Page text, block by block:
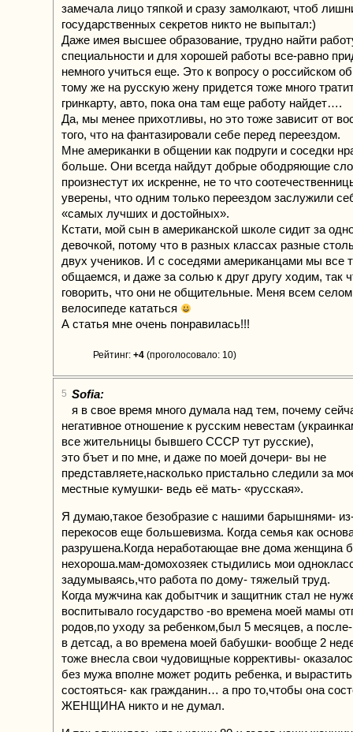
замечала лицо тяпкой и сразу замолкают, чтоб
государственных секретов никто не выпытал:)
Даже имея высшее образование, трудно найти
специальности и для хорошей работы все-равно
немного учиться еще. Это к вопросу о российском
тому же на русскую жену придется тоже много
гринкарту, авто, пока она там еще работу найдет….
Да, мы менее прихотливы, но это тоже зависит от
того, что на фантазировали себе перед переездом.
Мне американки в общении как подруги и соседки
больше. Они всегда найдут добрые ободряющие
произнестут их искренне, не то что
уверены, что одним только переездом заслужили
«самых лучших и достойных».
Кстати, мой сын в американской школе сидит за
девочкой, потому что в разных классах разные
двух учеников. И с соседями американцами мы все
общаемся, и даже за солью к друг другу ходим, так
говорить, что они не общительные. Меня всем
велосипеде кататься
А статья мне очень понравилась!!!
Рейтинг: +4 (проголосовало: 10)
5 Sofia:
я в свое время много думала над тем, почему
негативное отношение к русским невестам
все жительницы бывшего СССР тут русские),
это бъет и по мне, и даже по моей дочери- вы не
представляете,насколько пристально следили за
местные кумушки- ведь её мать- «русская».
Я думаю,такое безобразие с нашими барышнями-
перекосов еще большевизма. Когда семья как
разрушена.Когда неработающае вне дома женщина
нехороша.мам-домохозяек стыдились мои
задумываясь,что работа по дому- тяжелый труд.
Когда мужчина как добытчик и защитник стал не
воспитывало государство -во времена моей мамы
родов,по уходу за ребенком,был 5 месяцев, а
в детсад, а во времена моей бабушки- вообще 2
тоже внесла свои чудовищные коррективы-
без мужа вполне может родить ребенка, и вырастить
состояться- как гражданин… а про то,чтобы она
ЖЕНЩИНА никто и не думал.